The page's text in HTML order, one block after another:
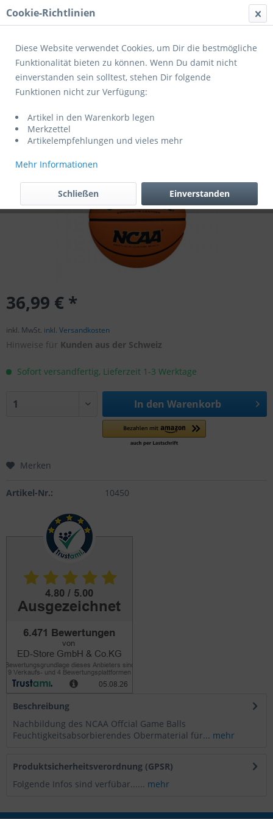
Menü
Übersicht Spezialbälle
BSKT 7
36,99 € *
inkl. MwSt. inkl. Versandkosten
Hinweise für Kunden aus der Schweiz
Sofort versandfertig, Lieferzeit 1-3 Werktage
In den Warenkorb
Merken
Artikel-Nr.: 10450
Beschreibung
Nachbildung des NCAA Offcial Game Balls
Feuchtigkeitsabsorbierendes Obermaterial für... mehr
Produktsicherheitsverordnung (GPSR)
Folgende Infos sind verfübar...... mehr
Cookie-Richtlinien
Diese Website verwendet Cookies, um Dir die bestmögliche
Funktionalität bieten zu können. Wenn Du damit nicht
einverstanden sein solltest, stehen Dir folgende
Funktionen nicht zur Verfügung:
Artikel in den Warenkorb legen
Merkzettel
Artikelempfehlungen und vieles mehr
Mehr Informationen
Einverstanden
Schließen